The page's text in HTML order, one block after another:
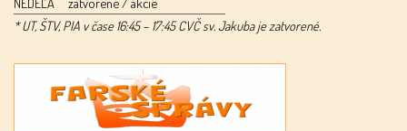
* UT, ŠTV, PIA v čase 16:45 – 17:45 CVČ sv. Jakuba je zatvorené.